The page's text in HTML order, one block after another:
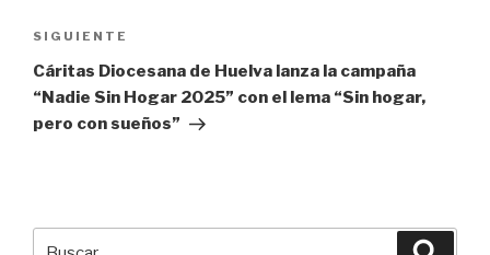
Siguiente
entrada
SIGUIENTE
Cáritas Diocesana de Huelva lanza la campaña
“Nadie Sin Hogar 2025” con el lema “Sin hogar,
pero con sueños”